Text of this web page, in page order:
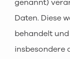
genannt)
Daten. Diese
behandelt
insbesondere